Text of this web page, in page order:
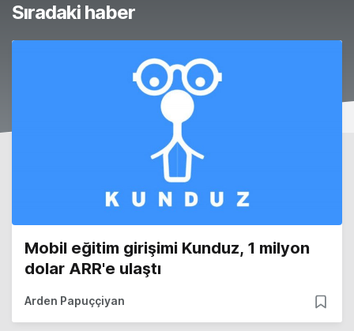
Sıradaki haber
Mobil eğitim girişimi Kunduz, 1 milyon
dolar ARR'e ulaştı
Arden Papuççiyan